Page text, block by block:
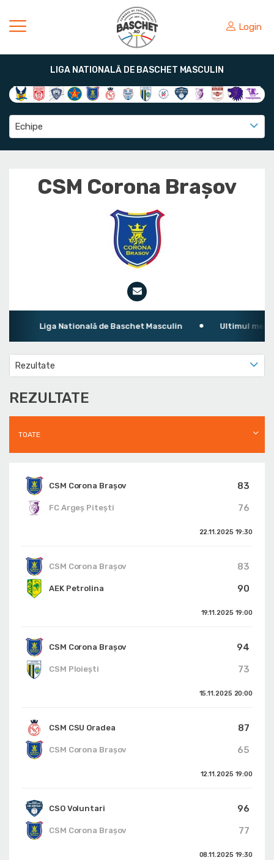
Login
LIGA NATIONALĂ DE BASCHET MASCULIN
Echipe
CSM Corona Braşov
Liga Natională de Baschet Masculin Ultimul meci:
Rezultate
REZULTATE
TOATE
CSM Corona Braşov
83
76
FC Argeș Pitești
22.11.2025 19:30
CSM Corona Braşov
83
90
AEK Petrolina
19.11.2025 19:00
CSM Corona Braşov
94
73
CSM Ploiești
15.11.2025 20:00
CSM CSU Oradea
87
65
CSM Corona Braşov
12.11.2025 19:00
CSO Voluntari
96
77
CSM Corona Braşov
08.11.2025 19:30